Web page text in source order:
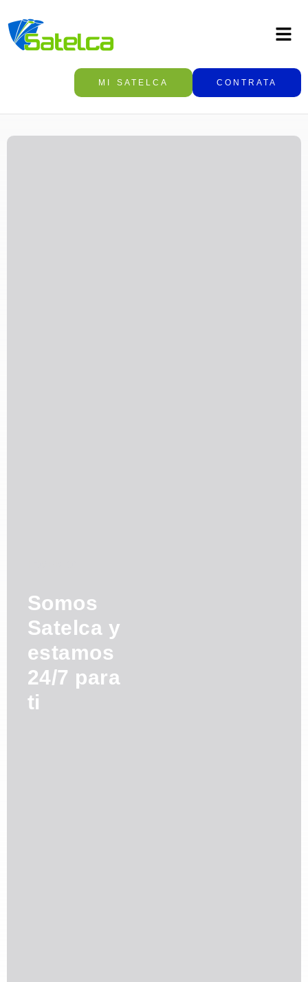
MI SATELCA CONTRATA
Somos
Satelca y
estamos
24/7 para
ti